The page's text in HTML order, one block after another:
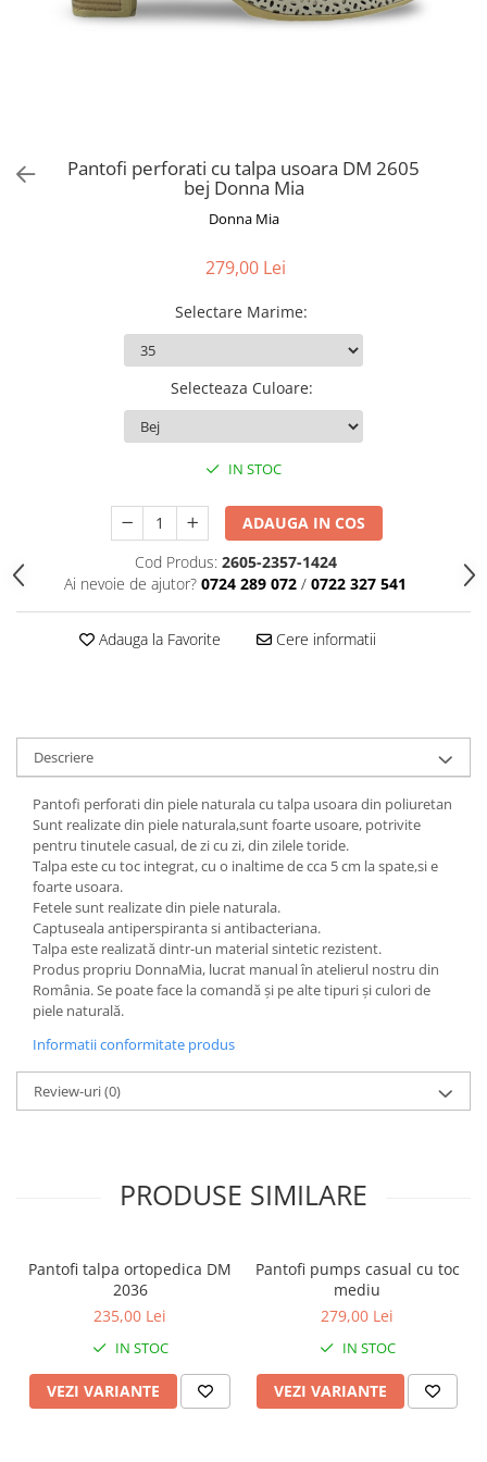
Pantofi perforati cu talpa usoara DM 2605
bej Donna Mia
Donna Mia
279,00 Lei
Selectare Marime:
Selecteaza Culoare:
IN STOC
ADAUGA IN COS
Cod Produs: 2605-2357-1424
Ai nevoie de ajutor? 0724 289 072 / 0722 327 541
Adauga la Favorite Cere informatii
Descriere
Pantofi perforati din piele naturala cu talpa usoara din poliuretan
Sunt realizate din piele naturala,sunt foarte usoare, potrivite
pentru tinutele casual, de zi cu zi, din zilele toride.
Talpa este cu toc integrat, cu o inaltime de cca 5 cm la spate,si e
foarte usoara.
Fetele sunt realizate din piele naturala.
Captuseala antiperspiranta si antibacteriana.
Talpa este realizată dintr-un material sintetic rezistent.
Produs propriu DonnaMia, lucrat manual în atelierul nostru din
România. Se poate face la comandă și pe alte tipuri și culori de
piele naturală.
Informatii conformitate produs
Review-uri(0)
PRODUSE SIMILARE
Pantofi talpa ortopedica DM
2036
235,00 Lei
IN STOC
VEZI VARIANTE
Pantofi pumps casual cu toc
mediu
279,00 Lei
IN STOC
VEZI VARIANTE